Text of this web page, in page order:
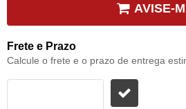
AVISE-
Frete e Prazo
Calcule o frete e o prazo de entrega